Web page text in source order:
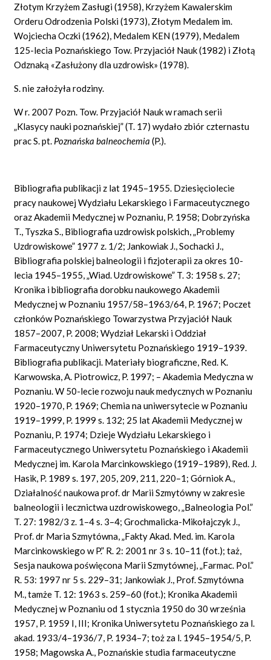
Złotym Krzyżem Zasługi (1958), Krzyżem Kawalerskim
Orderu Odrodzenia Polski (1973), Złotym Medalem im.
Wojciecha Oczki (1962), Medalem KEN (1979), Medalem
125-lecia Poznańskiego Tow. Przyjaciół Nauk (1982) i Złotą
Odznaką «Zasłużony dla uzdrowisk» (1978).
S. nie założyła rodziny.
W r. 2007 Pozn. Tow. Przyjaciół Nauk w ramach serii
„Klasycy nauki poznańskiej” (T. 17) wydało zbiór czternastu
prac S. pt. Poznańska balneochemia(P.).
Bibliografia publikacji z lat 1945–1955. Dziesięciolecie
pracy naukowej Wydziału Lekarskiego i Farmaceutycznego
oraz Akademii Medycznej w Poznaniu, P. 1958; Dobrzyńska
T., Tyszka S., Bibliografia uzdrowisk polskich, „Problemy
Uzdrowiskowe” 1977 z. 1/2; Jankowiak J., Sochacki J.,
Bibliografia polskiej balneologii i fizjoterapii za okres 10-
lecia 1945–1955, „Wiad. Uzdrowiskowe” T. 3: 1958 s. 27;
Kronika i bibliografia dorobku naukowego Akademii
Medycznej w Poznaniu 1957/58–1963/64, P. 1967; Poczet
członków Poznańskiego Towarzystwa Przyjaciół Nauk
1857–2007, P. 2008; Wydział Lekarski i Oddział
Farmaceutyczny Uniwersytetu Poznańskiego 1919–1939.
Bibliografia publikacji. Materiały biograficzne, Red. K.
Karwowska, A. Piotrowicz, P. 1997; – Akademia Medyczna w
Poznaniu. W 50-lecie rozwoju nauk medycznych w Poznaniu
1920–1970, P. 1969; Chemia na uniwersytecie w Poznaniu
1919–1999, P. 1999 s. 132; 25 lat Akademii Medycznej w
Poznaniu, P. 1974; Dzieje Wydziału Lekarskiego i
Farmaceutycznego Uniwersytetu Poznańskiego i Akademii
Medycznej im. Karola Marcinkowskiego (1919–1989), Red. J.
Hasik, P. 1989 s. 197, 205, 209, 211, 220–1; Górniok A.,
Działalność naukowa prof. dr Marii Szmytówny w zakresie
balneologii i lecznictwa uzdrowiskowego, „Balneologia Pol.”
T. 27: 1982/3 z. 1–4 s. 3–4; Grochmalicka-Mikołajczyk J.,
Prof. dr Maria Szmytówna, „Fakty Akad. Med. im. Karola
Marcinkowskiego w P.” R. 2: 2001 nr 3 s. 10–11 (fot.); taż,
Sesja naukowa poświęcona Marii Szmytównej, „Farmac. Pol.”
R. 53: 1997 nr 5 s. 229–31; Jankowiak J., Prof. Szmytówna
M., tamże T. 12: 1963 s. 259–60 (fot.); Kronika Akademii
Medycznej w Poznaniu od 1 stycznia 1950 do 30 września
1957, P. 1959 I, III; Kronika Uniwersytetu Poznańskiego za l.
akad. 1933/4–1936/7, P. 1934–7; toż za l. 1945–1954/5, P.
1958; Magowska A., Poznańskie studia farmaceutyczne